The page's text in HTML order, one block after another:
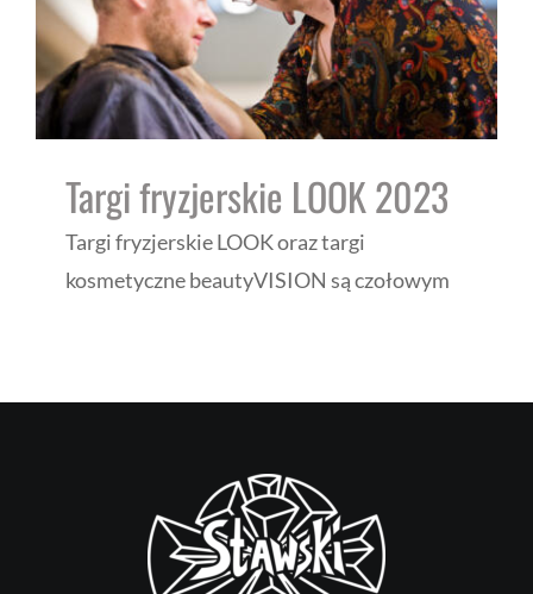
Targi fryzjerskie LOOK 2023
Targi fryzjerskie LOOK oraz targi
kosmetyczne beautyVISION są czołowym